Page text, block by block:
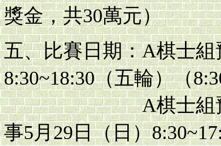
獎金，共30萬元）
五、比賽日期：A棋士
8:30~18:30（五輪）（
A棋士組預賽第
事5月29日（日）